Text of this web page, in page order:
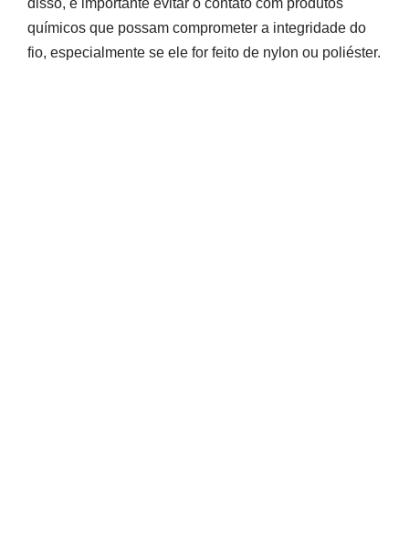
disso, é importante evitar o contato com produtos
químicos que possam comprometer a integridade do
fio, especialmente se ele for feito de nylon ou poliéster.